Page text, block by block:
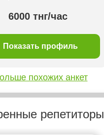
6000 тнг/час
Показать профиль
похожих анкет
репетиторы